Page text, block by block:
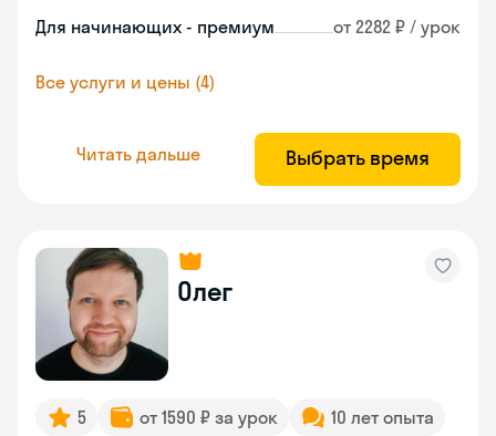
Для начинающих - премиум от 2282 ₽ / урок
Все услуги и цены (4)
Читать дальше Выбрать время
Олег
5 от 1590 ₽ за урок
10 лет опыта